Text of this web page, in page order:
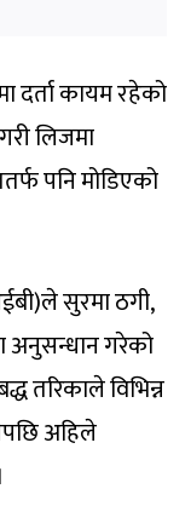
दर्ता कायम रहेको
लिजमा
पनि मोडिएको
सुरमा ठगी,
अनुसन्धान गरेको
तरिकाले विभिन्न
अहिले